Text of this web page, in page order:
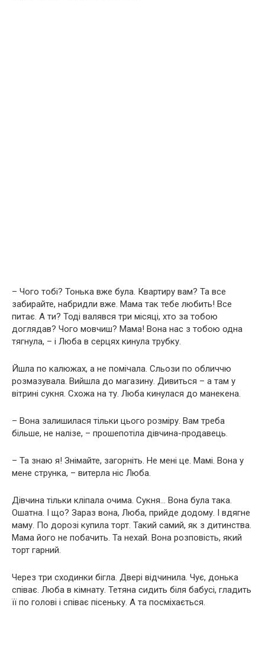
– Чого тобі? Тонька вже була. Квартиру вам? Та все
забирайте, набридли вже. Мама так тебе любить! Все
питає. А ти? Тоді валявся три місяці, хто за тобою
доглядав? Чого мовчиш? Мама! Вона нас з тобою одна
тягнула, – і Люба в серцях кинула трубку.
Йшла по калюжах, а не помічала. Сльози по обличчю
розмазувала. Вийшла до магазину. Дивиться – а там у
вітрині сукня. Схожа на ту. Люба кинулася до манекена.
– Вона залишилася тільки цього розміру. Вам треба
більше, не налізе, – прошепотіла дівчина-продавець.
– Та знаю я! Знімайте, загорніть. Не мені це. Мамі. Вона у
мене струнка, – витерла ніс Люба.
Дівчина тільки кліпала очима. Сукня… Вона була така.
Ошатна. І що? Зараз вона, Люба, прийде додому. І вдягне
маму. По дорозі купила торт. Такий самий, як з дитинства.
Мама його не побачить. Та нехай. Вона розповість, який
торт гарний.
Через три сходинки бігла. Двері відчинила. Чує, донька
співає. Люба в кімнату. Тетяна сидить біля бабусі, гладить
її по голові і співає пісеньку. А та посміхається.